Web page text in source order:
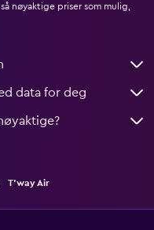
nøyaktige priser som mulig,
data for deg
T'way Air